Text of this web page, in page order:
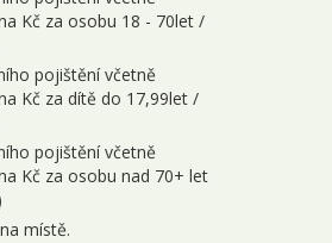
Kč za osobu 18 - 70let /
pojištění včetně
Kč za dítě do 17,99let /
pojištění včetně
Kč za osobu nad 70+ let
místě.